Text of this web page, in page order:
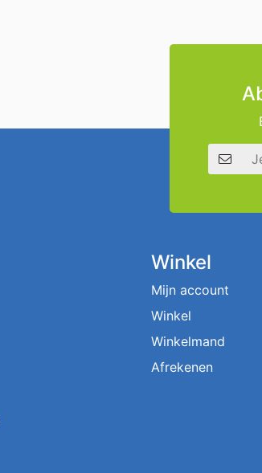
E-mailadres
Winkel
Mijn account
Winkel
Winkelmand
Afrekenen